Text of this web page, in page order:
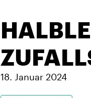
18. Januar 2024